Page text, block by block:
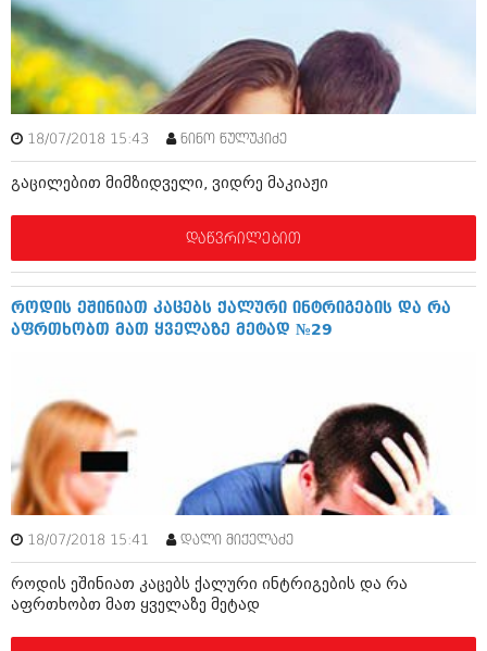
ივლისი 2010 (556)
ივნისი 2010 (685)
მაისი 2010 (232)
აპრილი 2010 (229)
თებერვალი 2010 (421)
დეკემბერი 2009 (510)
ნოემბერი 2009 (308)
ოქტომბერი 2009 (382)
ივლისი 2009 (118)
თებერვალი 0216 (1)
აგვისტო 0212 (1)
ივნისი 0212 (2)
ნოემბერი 0201 (1)
18/07/2018 15:43 ნინო წულუკიძე
გაცილებით მიმზიდველი, ვიდრე მაკიაჟი
დაწვრილებით
როდის ეშინიათ კაცებს ქალური ინტრიგების და რა
აფრთხობთ მათ ყველაზე მეტად №29
18/07/2018 15:41 დალი მიქელაძე
როდის ეშინიათ კაცებს ქალური ინტრიგების და რა
აფრთხობთ მათ ყველაზე მეტად